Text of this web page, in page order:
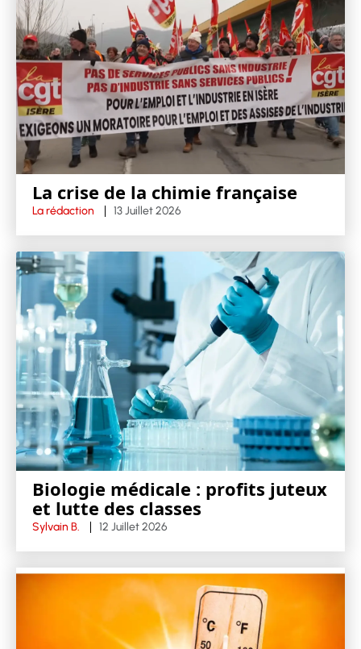
La crise de la chimie française
La rédaction 13 Juillet 2026
Biologie médicale : profits juteux
et lutte des classes
Sylvain B. 12 Juillet 2026